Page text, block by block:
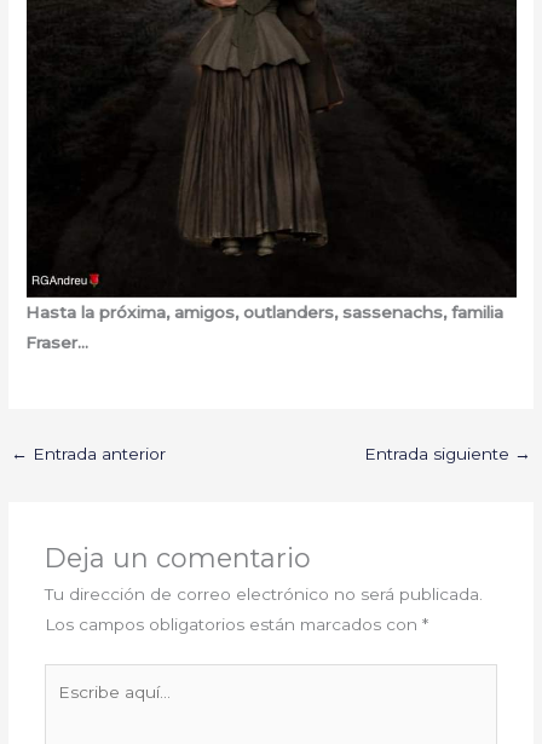
Hasta la próxima, amigos, outlanders, sassenachs, familia
Fraser…
← Entrada anterior Entrada siguiente →
Deja un comentario
Tu dirección de correo electrónico no será publicada.
Los campos obligatorios están marcados con *